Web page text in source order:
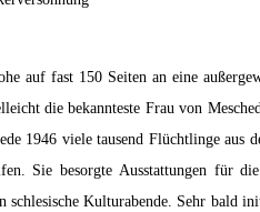
auf fast 150 Seiten an eine
die bekannteste Frau von
1946 viele tausend Flüchtlinge aus
Sie besorgte Ausstattungen für
Kulturabende. Sehr bald